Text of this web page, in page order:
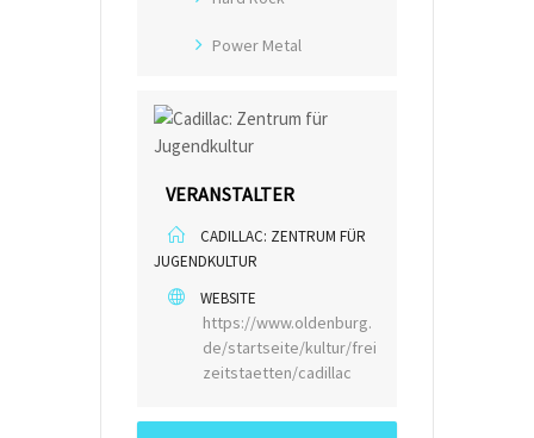
Power Metal
VERANSTALTER
CADILLAC: ZENTRUM FÜR
JUGENDKULTUR
WEBSITE
https://www.oldenburg.
de/startseite/kultur/frei
zeitstaetten/cadillac